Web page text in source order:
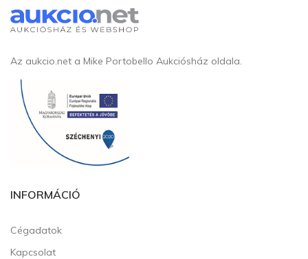
Az aukcio.net a Mike Portobello Aukciósház oldala.
INFORMÁCIÓ
Cégadatok
Kapcsolat